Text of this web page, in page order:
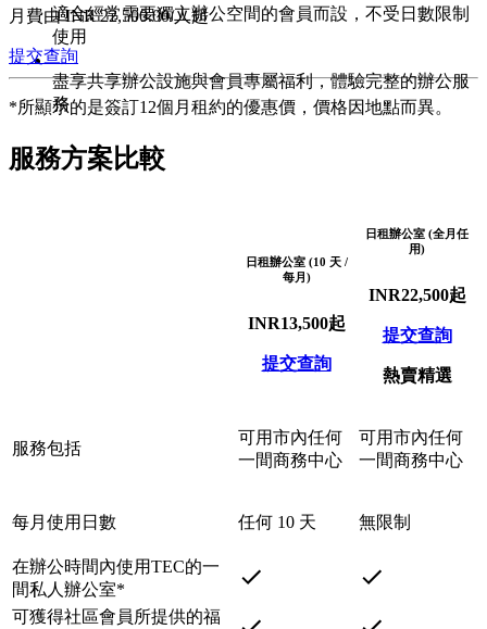
適合經常需要獨立辦公空間的會員而設，不受日數限制
使用
盡享共享辦公設施與會員專屬福利，體驗完整的辦公服
務
月費由 INR 22,500.00/人起
提交查詢
*所顯示的是簽訂12個月租約的優惠價，價格因地點而異。
服務方案比較
日租辦公室 (10 天 /
每月)
INR13,500起
提交查詢
日租辦公室 (全月任
用)
INR22,500起
提交查詢
熱賣精選
服務包括
可用市內任何
一間商務中心
可用市內任何
一間商務中心
每月使用日數 任何 10 天 無限制
在辦公時間內使用TEC的一
間私人辦公室*
可獲得社區會員所提供的福